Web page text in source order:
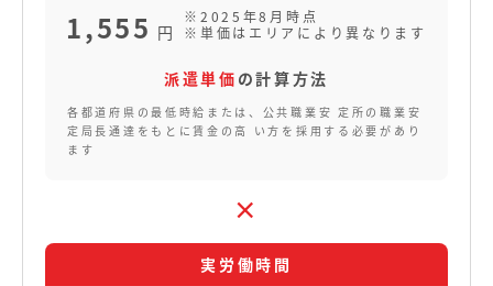
1,555 円
※2025年8月時点
※単価はエリアにより異なります
派遣単価 の計算方法
各都道府県の最低時給または、公共職業安 定所の職業安
定局長通達をもとに賃金の高 い方を採用する必要があり
ます
×